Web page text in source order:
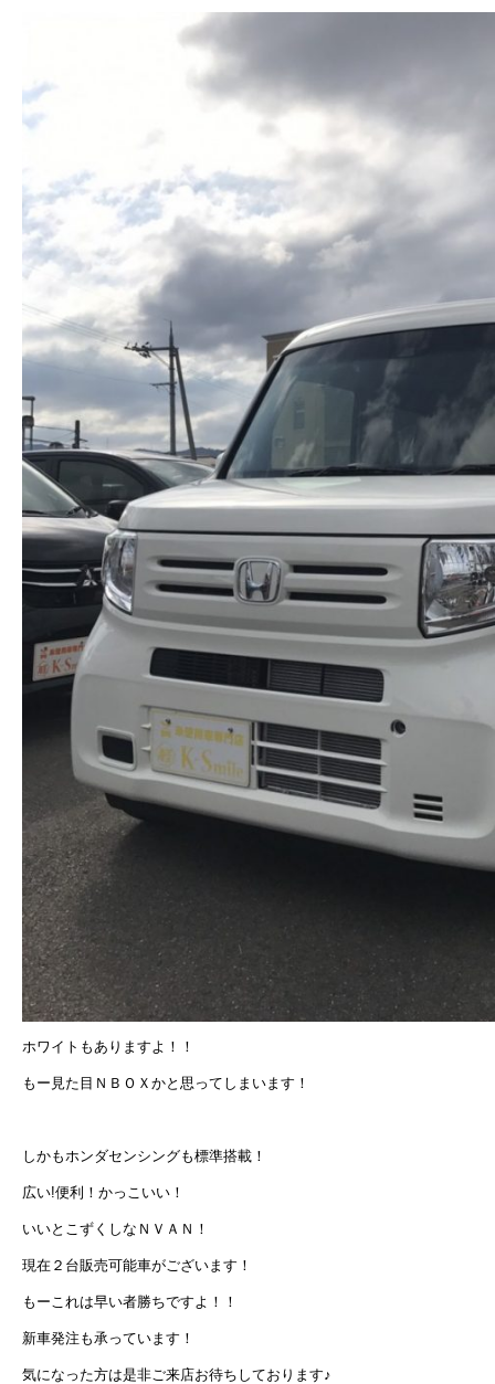
ホワイトもありますよ！！
もー見た目ＮＢＯＸかと思ってしまいます！
しかもホンダセンシングも標準搭載！
広い!便利！かっこいい！
いいとこずくしなＮＶＡＮ！
現在２台販売可能車がございます！
もーこれは早い者勝ちですよ！！
新車発注も承っています！
気になった方は是非ご来店お待ちしております♪